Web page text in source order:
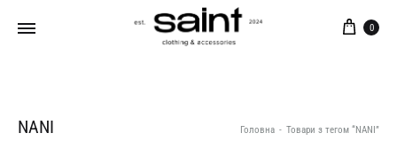
0
NANI Головна - Товари з тегом “NANI”